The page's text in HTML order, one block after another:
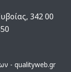
342 00
- qualityweb.gr